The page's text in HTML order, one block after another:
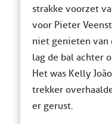
strakke voorzet
voor Pieter
niet genieten van
lag de bal achter
Het was Kelly
trekker
er gerust.